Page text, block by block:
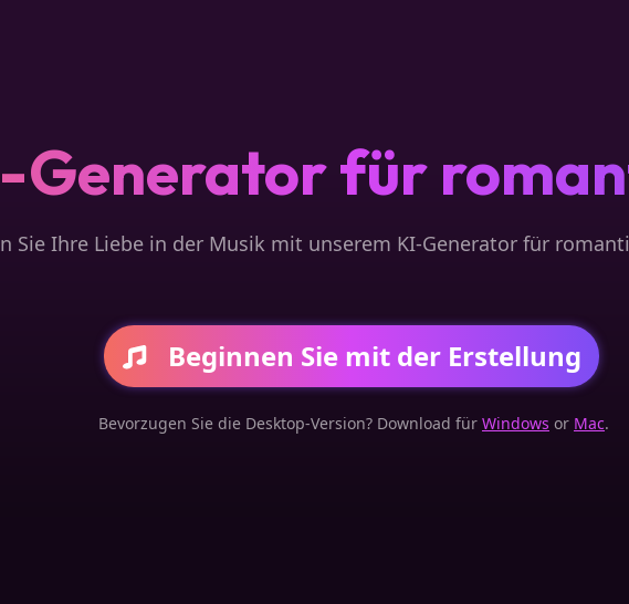
für
Sie Ihre Liebe in der Musik mit unserem KI-Generator für
Beginnen Sie mit der Erstellung
Bevorzugen Sie die Desktop-Version? Download für Windows or Mac.